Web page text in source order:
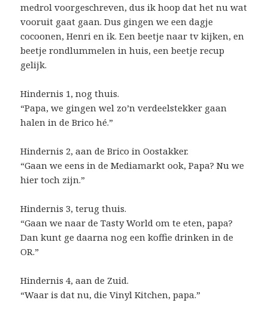
medrol voorgeschreven, dus ik hoop dat het nu wat
vooruit gaat gaan. Dus gingen we een dagje
cocoonen, Henri en ik. Een beetje naar tv kijken, en
beetje rondlummelen in huis, een beetje recup
gelijk.
Hindernis 1, nog thuis.
“Papa, we gingen wel zo’n verdeelstekker gaan
halen in de Brico hé.”
Hindernis 2, aan de Brico in Oostakker.
“Gaan we eens in de Mediamarkt ook, Papa? Nu we
hier toch zijn.”
Hindernis 3, terug thuis.
“Gaan we naar de Tasty World om te eten, papa?
Dan kunt ge daarna nog een koffie drinken in de
OR.”
Hindernis 4, aan de Zuid.
“Waar is dat nu, die Vinyl Kitchen, papa.”